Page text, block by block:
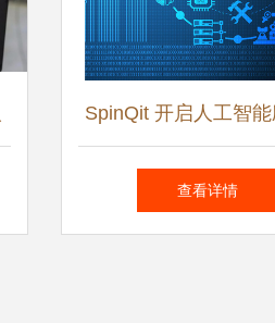
SpinQit 开启人工智
件开发的新纪元
查看详情